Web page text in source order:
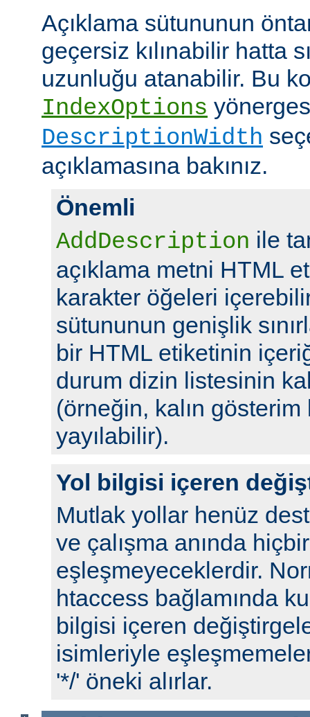
Açıklama sütununun
geçersiz kılınabilir hatta
uzunluğu atanabilir. Bu
IndexOptions
DescriptionWidth
açıklamasına bakınız.
Önemli
AddDescription ile
açıklama metni HTML
karakter öğeleri
sütununun genişlik
bir HTML etiketinin
durum dizin listesinin
(örneğin, kalın
yayılabilir).
Yol bilgisi içeren
Mutlak yollar henüz
ve çalışma anında
eşleşmeyeceklerdir.
htaccess bağlamında
bilgisi içeren
isimleriyle
'*/' öneki alırlar.